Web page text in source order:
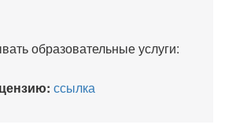
образовательные услуги:
ссылка